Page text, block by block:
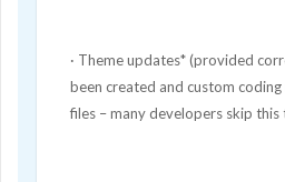
· Theme updates* (provided
been created and custom
files – many developers skip this